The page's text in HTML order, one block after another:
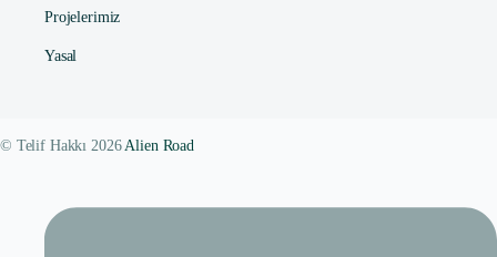
Projelerimiz
Yasal
© Telif Hakkı 2026Alien Road